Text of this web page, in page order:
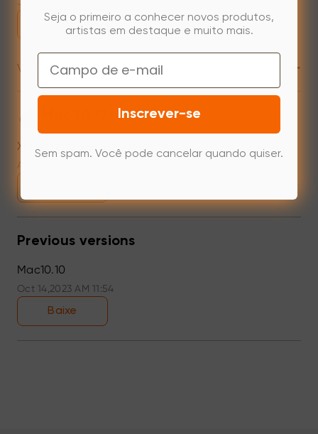
Baixe
Versão anterior +
Mac 10.12~14.2
XPPenMac_3.4.15_240313
Previous versions
Mac10.10
Oct 14,2023 AM 11:54
Baixe
Seja o primeiro a conhecer novos produtos,
artistas em destaque e muito mais.
Email
Inscrever-se
Sem spam. Você pode cancelar quando quiser.